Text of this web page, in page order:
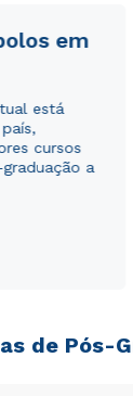
em
está
cursos
a
de Pós-
a Política de
sejam
Cruzeiro do Sul.